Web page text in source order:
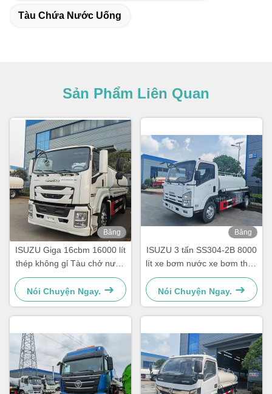
Tàu Chứa Nước Uống
Sản Phẩm Liên Quan
Băng
ISUZU Giga 16cbm 16000 lít
thép không gỉ Tàu chở nước
uống
Nói Chuyện Ngay.
Băng
ISUZU 3 tấn SS304-2B 8000
lít xe bơm nước xe bơm thép
không gỉ
Nói Chuyện Ngay.